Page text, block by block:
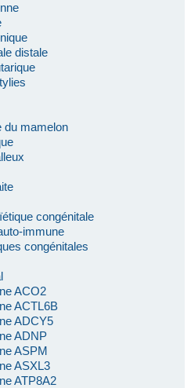
distale
du mamelon
congénitale
immune
congénitales
ACO2
ACTL6B
ADCY5
ADNP
ASPM
ASXL3
ATP8A2